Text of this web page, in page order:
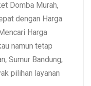
Domba Murah,
dengan Harga
Harga
namun tetap
Sumur Bandung,
pilihan layanan